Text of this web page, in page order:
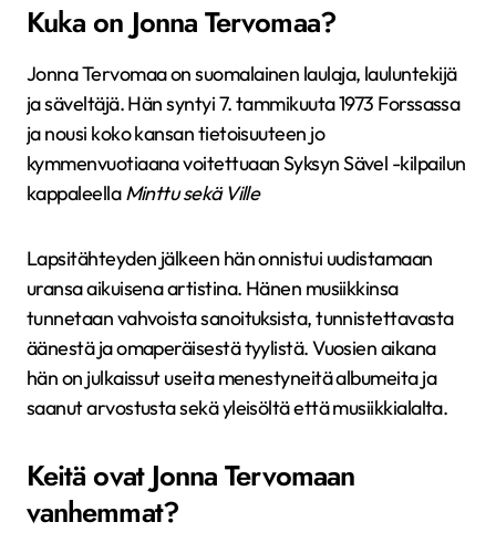
Kuka on Jonna Tervomaa?
Jonna Tervomaa on suomalainen laulaja, lauluntekijä
ja säveltäjä. Hän syntyi 7. tammikuuta 1973 Forssassa
ja nousi koko kansan tietoisuuteen jo
kymmenvuotiaana voitettuaan Syksyn Sävel -kilpailun
kappaleellaMinttu sekä Ville
Lapsitähteyden jälkeen hän onnistui uudistamaan
uransa aikuisena artistina. Hänen musiikkinsa
tunnetaan vahvoista sanoituksista, tunnistettavasta
äänestä ja omaperäisestä tyylistä. Vuosien aikana
hän on julkaissut useita menestyneitä albumeita ja
saanut arvostusta sekä yleisöltä että musiikkialalta.
Keitä ovat Jonna Tervomaan
vanhemmat?